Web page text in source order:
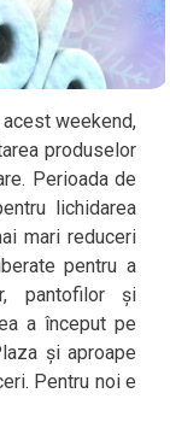
weekend,
produselor
Perioada de
lichidarea
mari reduceri
pentru a
pantofilor și
a început pe
și aproape
Pentru noi e